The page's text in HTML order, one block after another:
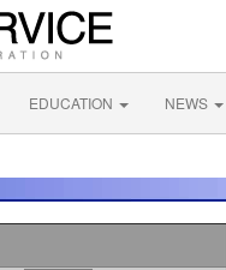
EDUCATION NEWS